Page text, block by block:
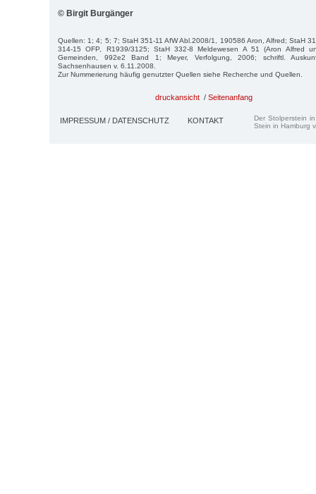
© Birgit Burgänger
Quellen: 1; 4; 5; 7; StaH 351-11 AfW Abl.2008/1, 190586 Aron, Alfred; StaH
314-15 OFP, R1939/3125; StaH 332-8 Meldewesen A 51 (Aron Alfred
Gemeinden, 992e2 Band 1; Meyer, Verfolgung, 2006; schriftl.
Sachsenhausen v. 6.11.2008.
Zur Nummerierung häufig genutzter Quellen siehe Recherche und Quellen.
druckansicht / Seitenanfang
IMPRESSUM / DATENSCHUTZ KONTAKT
Der Stolperstein
Stein in Hamburg